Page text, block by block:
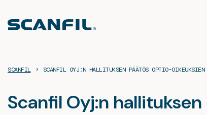
sisältöön
SCANFIL › SCANFIL OYJ:N HALLITUKSEN PÄÄTÖS OPTIO-
Scanfil Oyj:n